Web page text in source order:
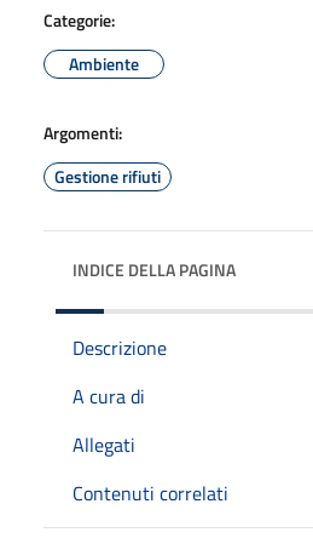
Categorie:
Ambiente
Argomenti:
Gestione rifiuti
INDICE DELLA PAGINA
Descrizione
A cura di
Allegati
Contenuti correlati